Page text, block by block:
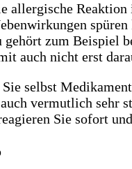
allergische
zum Beispiel
auch nicht erst
Sie selbst
vermutlich sehr
Sie sofort